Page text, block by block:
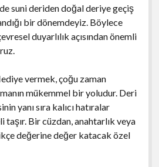
suni deriden doğal deriye geçiş
bir dönemdeyiz. Böylece
duyarlılık açısından önemli
vermek, çoğu zaman
mükemmel bir yoludur. Deri
yanı sıra kalıcı hatıralar
Bir cüzdan, anahtarlık veya
değerine değer katacak özel